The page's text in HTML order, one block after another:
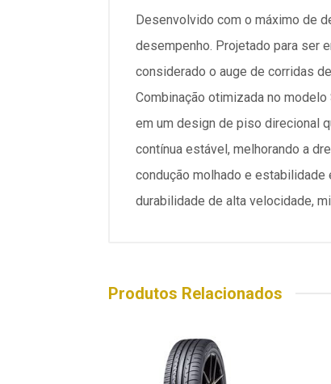
Desenvolvido com o máximo de
desempenho. Projetado para ser
considerado o auge de corridas
Combinação otimizada no
em um design de piso direcional
contínua estável, melhorando a
condução molhado e estabilidade
durabilidade de alta velocidade,
Produtos Relacionados